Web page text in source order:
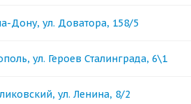
Дону, ул. Доватора, 158/5
ул. Героев Сталинграда, 6\1
ул. Ленина, 8/2